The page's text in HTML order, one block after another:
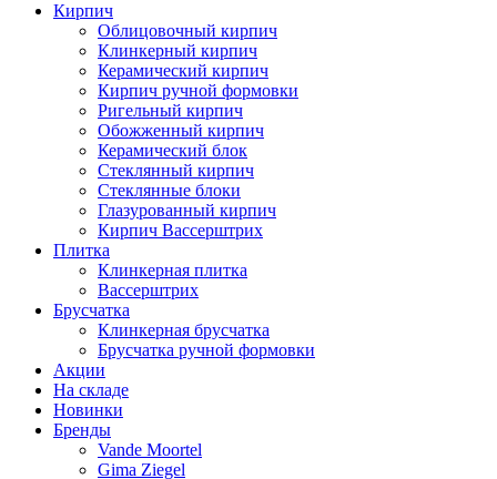
Кирпич
Облицовочный кирпич
Клинкерный кирпич
Керамический кирпич
Кирпич ручной формовки
Ригельный кирпич
Обожженный кирпич
Керамический блок
Стеклянный кирпич
Стеклянные блоки
Глазурованный кирпич
Кирпич Вассерштрих
Плитка
Клинкерная плитка
Вассерштрих
Брусчатка
Клинкерная брусчатка
Брусчатка ручной формовки
Акции
На складе
Новинки
Бренды
Vande Moortel
Gima Ziegel